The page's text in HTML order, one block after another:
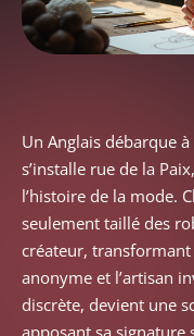
Un Anglais débarque
s’installe rue de la
l’histoire de la mode.
seulement taillé des
créateur,
anonyme et l’artisan
discrète, devient une
apposant sa signature